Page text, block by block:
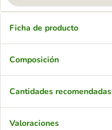
Ficha de producto
Composición
Cantidades recomendadas
Valoraciones